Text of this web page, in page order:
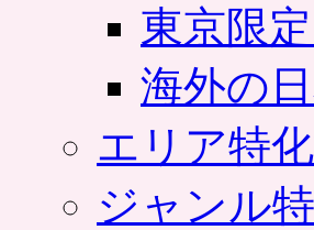
東京限
海外の
エリア特
ジャンル